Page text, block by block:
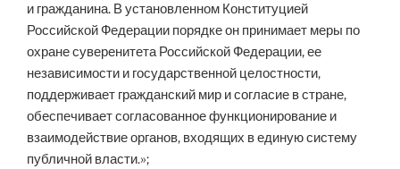
и гражданина. В установленном Конституцией
Российской Федерации порядке он принимает меры по
охране суверенитета Российской Федерации, ее
независимости и государственной целостности,
поддерживает гражданский мир и согласие в стране,
обеспечивает согласованное функционирование и
взаимодействие органов, входящих в единую систему
публичной власти.»;